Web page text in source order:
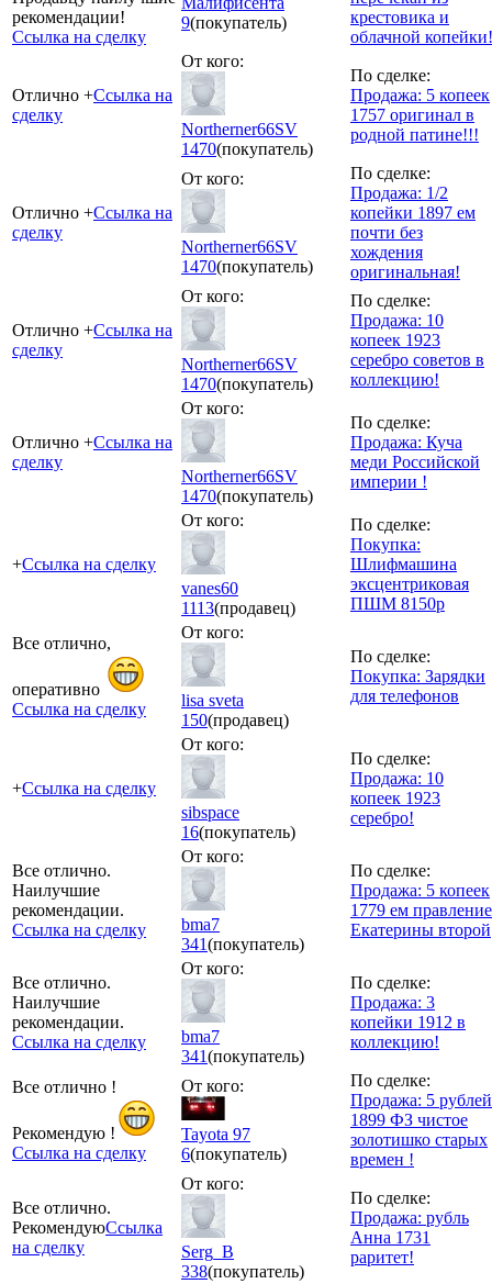
рекомендации!
Ссылка на сделку
9(покупатель)
крестовика и
облачной копейки!
Отлично +Ссылка на
сделку
От кого:
Northerner66SV
1470(покупатель)
По сделке:
Продажа: 5 копеек
1757 оригинал в
родной патине!!!
Отлично +Ссылка на
сделку
От кого:
Northerner66SV
1470(покупатель)
По сделке:
Продажа: 1/2
копейки 1897 ем
почти без
хождения
оригинальная!
Отлично +Ссылка на
сделку
От кого:
Northerner66SV
1470(покупатель)
По сделке:
Продажа: 10
копеек 1923
серебро советов в
коллекцию!
Отлично +Ссылка на
сделку
От кого:
Northerner66SV
1470(покупатель)
По сделке:
Продажа: Куча
меди Российской
империи !
+Ссылка на сделку
От кого:
vanes60
1113(продавец)
По сделке:
Покупка:
Шлифмашина
эксцентриковая
ПШМ 8150р
Все отлично,
оперативно
Ссылка на сделку
От кого:
lisa sveta
150(продавец)
По сделке:
Покупка: Зарядки
для телефонов
+Ссылка на сделку
От кого:
sibspace
16(покупатель)
По сделке:
Продажа: 10
копеек 1923
серебро!
Все отлично.
Наилучшие
рекомендации.
Ссылка на сделку
От кого:
bma7
341(покупатель)
По сделке:
Продажа: 5 копеек
1779 ем правление
Екатерины второй
Все отлично.
Наилучшие
рекомендации.
Ссылка на сделку
От кого:
bma7
341(покупатель)
По сделке:
Продажа: 3
копейки 1912 в
коллекцию!
Все отлично !
Рекомендую !
Ссылка на сделку
От кого:
Tayota 97
6(покупатель)
По сделке:
Продажа: 5 рублей
1899 ФЗ чистое
золотишко старых
времен !
Все отлично.
РекомендуюСсылка
на сделку
От кого:
Serg_B
338(покупатель)
По сделке:
Продажа: рубль
Анна 1731
раритет!